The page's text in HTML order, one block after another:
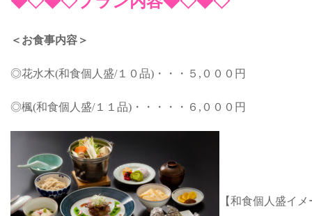
＜お食事内容＞
◎花水木(和食個人盛/１０品)・・・５,０００円
◎楓(和食個人盛/１１品)・・・・・６,０００円
【和食個人盛イメ